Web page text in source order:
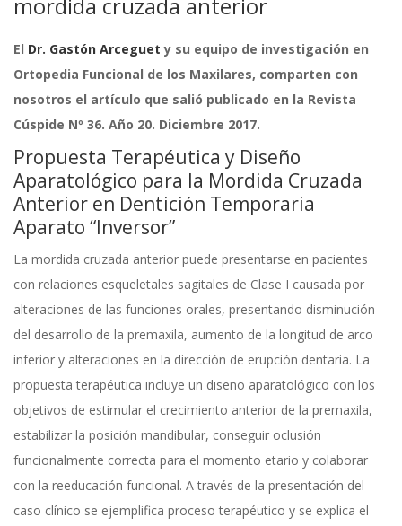
El Dr. Gastón Arceguet y su equipo de investigación en
Ortopedia Funcional de los Maxilares, comparten con
nosotros el artículo que salió publicado en la Revista
Cúspide Nº 36. Año 20. Diciembre 2017.
Propuesta Terapéutica y Diseño
Aparatológico para la Mordida Cruzada
Anterior en Dentición Temporaria
Aparato “Inversor”
La mordida cruzada anterior puede presentarse en pacientes
con relaciones esqueletales sagitales de Clase I causada por
alteraciones de las funciones orales, presentando disminución
del desarrollo de la premaxila, aumento de la longitud de arco
inferior y alteraciones en la dirección de erupción dentaria. La
propuesta terapéutica incluye un diseño aparatológico con los
objetivos de estimular el crecimiento anterior de la premaxila,
estabilizar la posición mandibular, conseguir oclusión
funcionalmente correcta para el momento etario y colaborar
con la reeducación funcional. A través de la presentación del
caso clínico se ejemplifica proceso terapéutico y se explica el